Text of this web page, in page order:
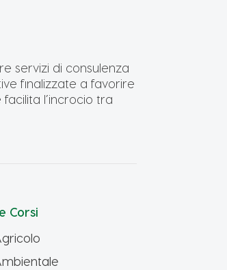
servizi di consulenza
finalizzate a favorire
l’incrocio tra
Corsi